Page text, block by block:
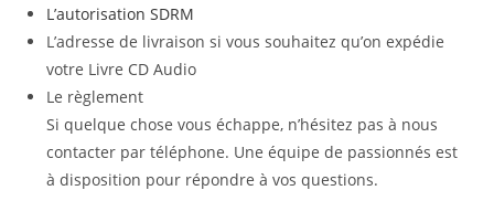
L’autorisation SDRM
L’adresse de livraison si vous souhaitez qu’on expédie
votre Livre CD Audio
Le règlement
Si quelque chose vous échappe, n’hésitez pas à nous
contacter par téléphone. Une équipe de passionnés est
à disposition pour répondre à vos questions.